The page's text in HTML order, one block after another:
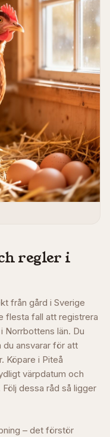
regler i
från gård i Sverige
flesta fall att registrera
Norrbottens län. Du
du ansvarar för att
Köpare i Piteå
värpdatum och
dessa råd så ligger
– det förstör